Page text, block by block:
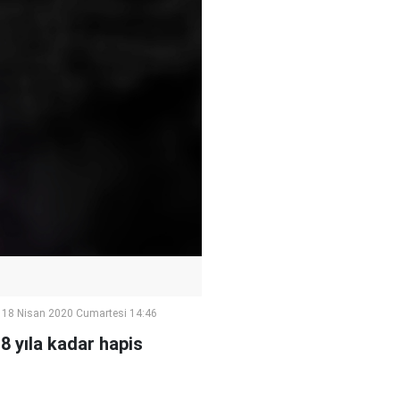
18 Nisan 2020 Cumartesi 14:46
yıla kadar hapis